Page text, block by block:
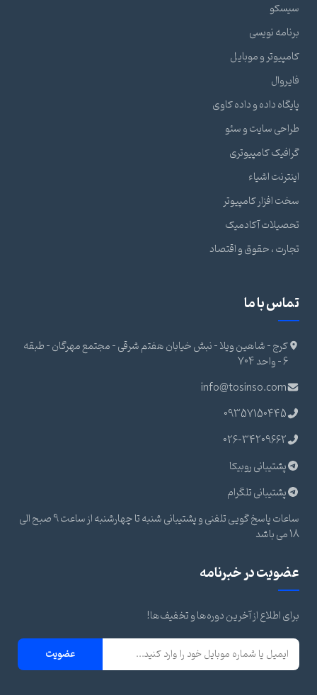
سیسکو
برنامه نویسی
کامپیوتر و موبایل
فایروال
پایگاه داده و داده کاوی
طراحی سایت و سئو
گرافیک کامپیوتری
اینترنت اشیاء
سخت افزار کامپیوتر
تحصیلات آکادمیک
تجارت ، حقوق و اقتصاد
تماس با ما
کرج - شاهین ویلا - نبش خیابان هفتم شرقی - مجتمع مهرگان - طبقه
6 - واحد 704
info@tosinso.com
09357150445
026-34209662
پشتیبانی روبیکا
پشتیبانی تلگرام
ساعات پاسخ گویی تلفنی و پشتیبانی شنبه تا چهارشنبه از ساعت 9 صبح الی
18 می باشد
عضویت در خبرنامه
برای اطلاع از آخرین دوره‌ها و تخفیف‌ها!
عضویت